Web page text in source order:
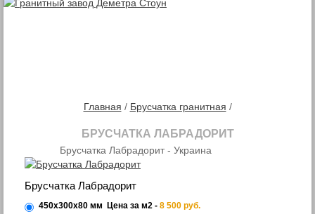
Главная / Брусчатка гранитная /
БРУСЧАТКА ЛАБРАДОРИТ
Брусчатка Лабрадорит - Украина
Брусчатка Лабрадорит
450х300х80 мм Цена за м2 - 8 500 руб.